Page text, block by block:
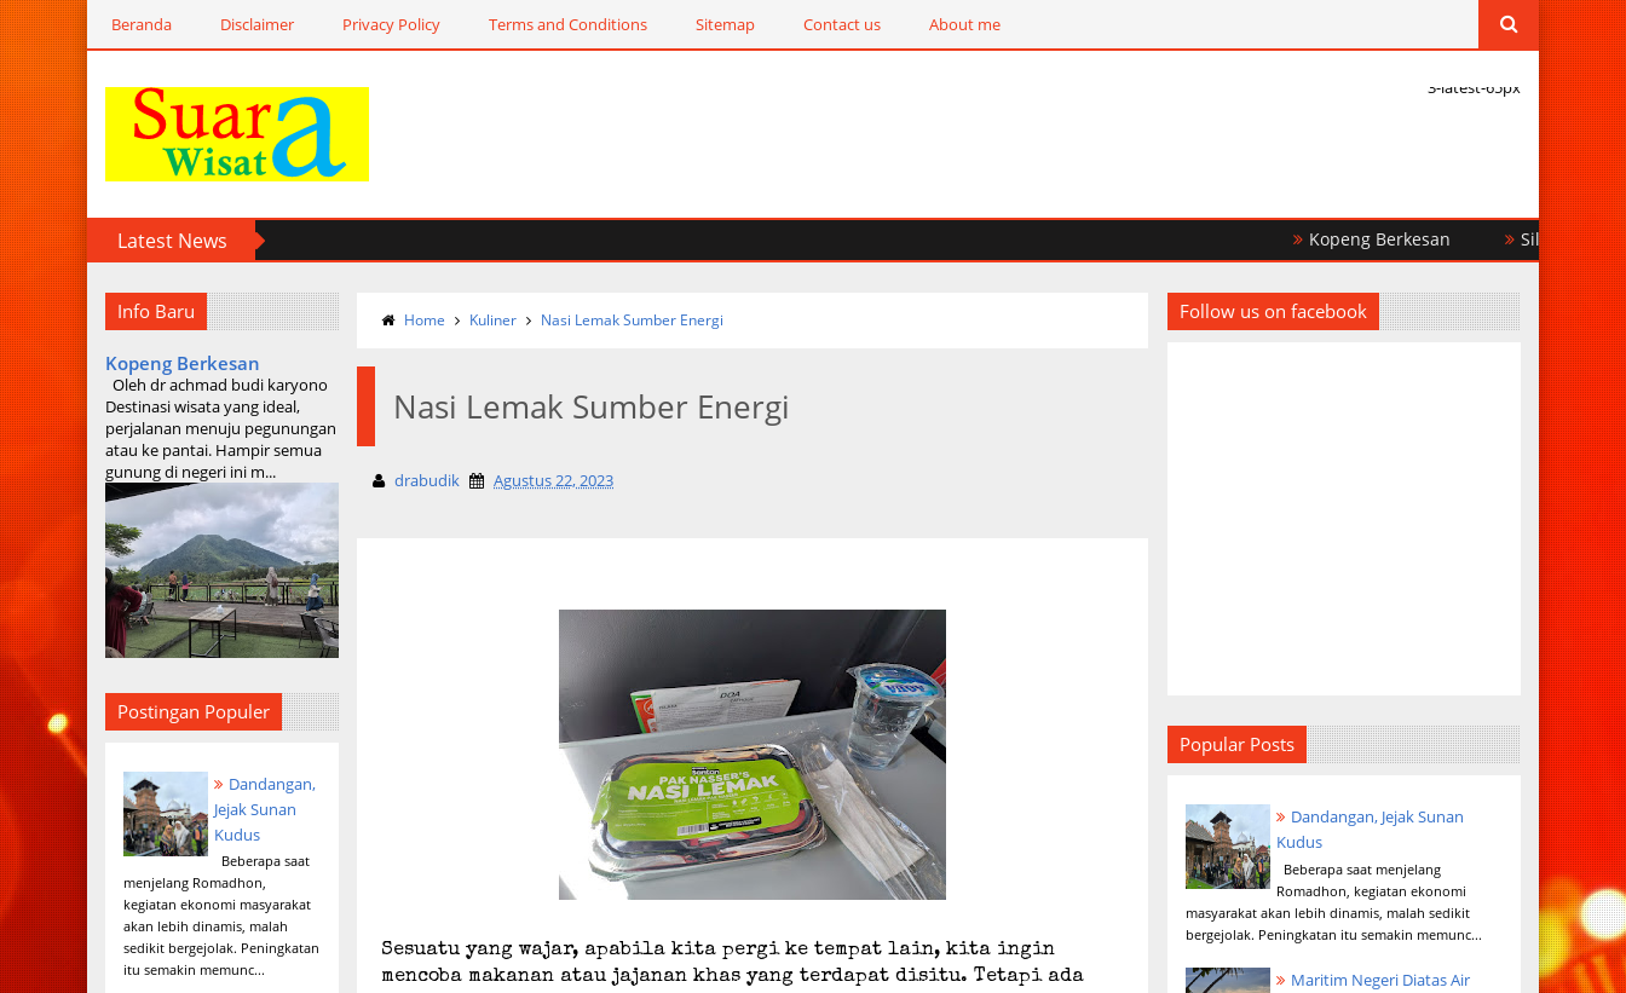
Beranda Disclaimer Privacy Policy Terms and Conditions Sitemap Contact us About me
3-latest-65px
Latest News Kopeng Berkesan Silaturrahim Religi
Info Baru
Kopeng Berkesan
Oleh dr achmad budi karyono
Destinasi wisata yang ideal,
perjalanan menuju pegunungan
atau ke pantai. Hampir semua
gunung di negeri ini m...
Postingan Populer
Dandangan,
Jejak Sunan
Kudus
Beberapa saat
menjelang Romadhon,
kegiatan ekonomi masyarakat
akan lebih dinamis, malah
sedikit bergejolak. Peningkatan
itu semakin memunc...
Home Kuliner Nasi Lemak Sumber Energi
Nasi Lemak Sumber Energi
drabudik Agustus 22, 2023
Sesuatu yang wajar, apabila kita pergi ke tempat lain, kita ingin
mencoba makanan atau jajanan khas yang terdapat disitu. Tetapi ada
Follow us on facebook
Popular Posts
Dandangan, Jejak Sunan
Kudus
Beberapa saat menjelang
Romadhon, kegiatan ekonomi
masyarakat akan lebih dinamis, malah sedikit
bergejolak. Peningkatan itu semakin memunc...
Maritim Negeri Diatas Air